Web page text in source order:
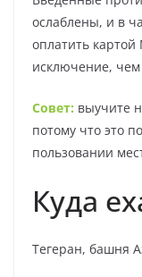
ослаблены, и в
оплатить картой
исключение,
Совет: выучите
потому что это
пользовании
Куда
Тегеран, башня